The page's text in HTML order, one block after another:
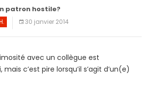
patron hostile?
30 janvier 2014
avec un collègue est
c’est pire lorsqu’il s’agit d’un(e)